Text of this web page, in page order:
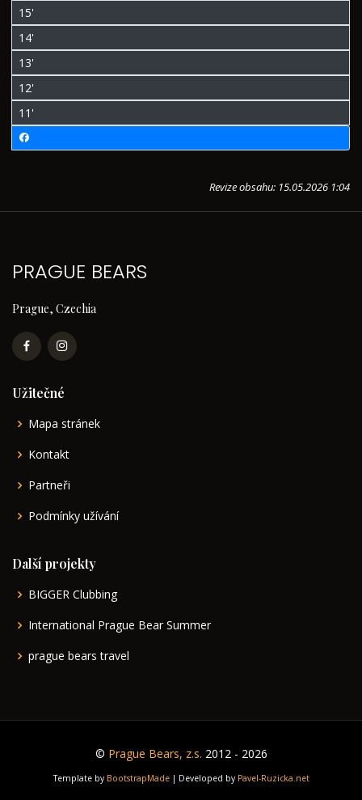
15'
14'
13'
12'
11'
Revize obsahu: 15.05.2026 1:04
PRAGUE BEARS
Prague, Czechia
Užitečné
Mapa stránek
Kontakt
Partneři
Podmínky užívání
Další projekty
BIGGER Clubbing
International Prague Bear Summer
prague bears travel
© Prague Bears, z.s. 2012 - 2026
Template by BootstrapMade| Developed by Pavel-Ruzicka.net